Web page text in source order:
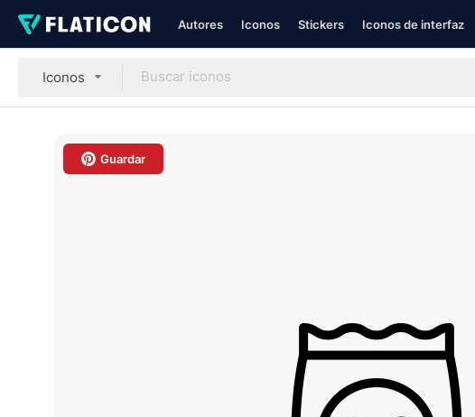
Autores Iconos Stickers Iconos de interfaz
Iconos
Guardar